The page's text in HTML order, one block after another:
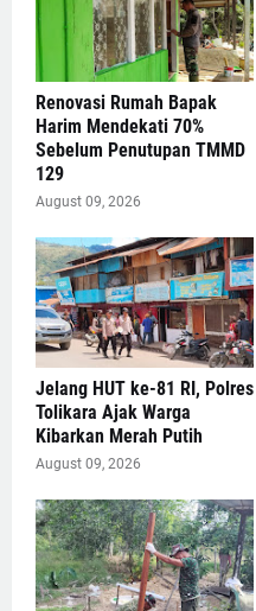
Renovasi Rumah Bapak
Harim Mendekati 70%
Sebelum Penutupan TMMD
129
August 09, 2026
Jelang HUT ke-81 RI, Polres
Tolikara Ajak Warga
Kibarkan Merah Putih
August 09, 2026